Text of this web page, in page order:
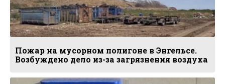
Пожар на мусорном полигоне в Энгельсе.
Возбуждено дело из-за загрязнения воздуха